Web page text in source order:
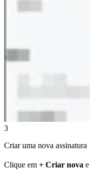
3
Criar uma nova assinatura
Clique em + Criar nova